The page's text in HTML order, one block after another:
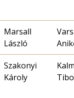
Marsall
László
Szakonyi
Károly